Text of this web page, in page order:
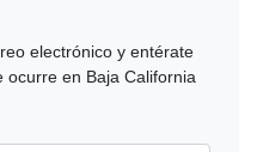
electrónico y entérate
ocurre en Baja California